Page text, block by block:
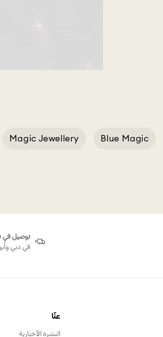
Blue Magic
Magic Jewellery
توصيل في
في دبي
عنّا
النشرة الأخبارية